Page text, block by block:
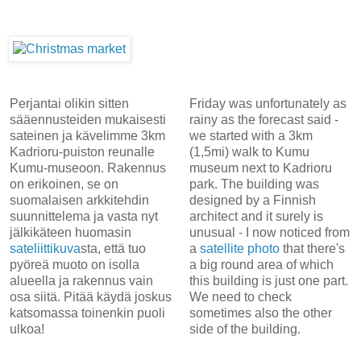
Perjantai olikin sitten
sääennusteiden mukaisesti
sateinen ja kävelimme 3km
Kadrioru-puiston reunalle
Kumu-museoon. Rakennus
on erikoinen, se on
suomalaisen arkkitehdin
suunnittelema ja vasta nyt
jälkikäteen huomasin
sateliittikuvasta, että tuo
pyöreä muoto on isolla
alueella ja rakennus vain
osa siitä. Pitää käydä joskus
katsomassa toinenkin puoli
ulkoa!
Friday was unfortunately as
rainy as the forecast said -
we started with a 3km
(1,5mi) walk to Kumu
museum next to Kadrioru
park. The building was
designed by a Finnish
architect and it surely is
unusual - I now noticed from
a satellite photothat there's
a big round area of which
this building is just one part.
We need to check
sometimes also the other
side of the building.